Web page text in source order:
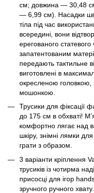
см; довжина — 30,48
— 6,99 см). Насадки
тіла під час
всередині, вони
ерегованого
запатентованим
передають тактильне
виготовлені в
окресленою
мошонкою.
Трусики для фіксації
до 175 см в обхваті!
комфортно лягає над
шкіру, знімні лямки
грати з образом.
3 варіанти кріплення
трусиків із чотирма
присосці для ігор
зручного ручного хвату.